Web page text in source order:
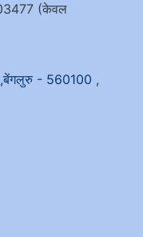
(केवल
- 560100 ,